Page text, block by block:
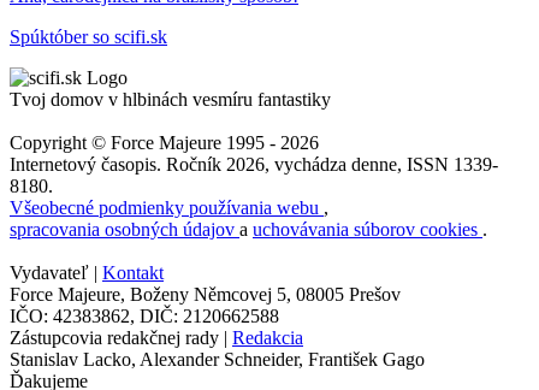
Spúktóber so scifi.sk
Tvoj domov v hlbinách vesmíru fantastiky
Copyright © Force Majeure 1995 - 2026
Internetový časopis. Ročník 2026, vychádza denne, ISSN 1339-
8180.
Všeobecné podmienky používania webu ,
spracovania osobných údajov a uchovávania súborov cookies .
Vydavateľ | Kontakt
Force Majeure, Boženy Němcovej 5, 08005 Prešov
IČO: 42383862, DIČ: 2120662588
Zástupcovia redakčnej rady | Redakcia
Stanislav Lacko, Alexander Schneider, František Gago
Ďakujeme